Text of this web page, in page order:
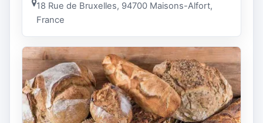
18 Rue de Bruxelles, 94700 Maisons-Alfort,
France